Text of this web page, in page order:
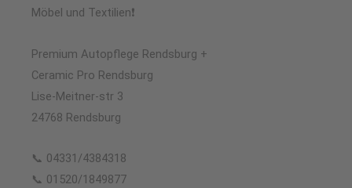
Möbel und Textilien❗
Premium Autopflege Rendsburg +
Ceramic Pro Rendsburg
Lise-Meitner-str 3
24768 Rendsburg
📞 04331/4384318
📞 01520/1849877